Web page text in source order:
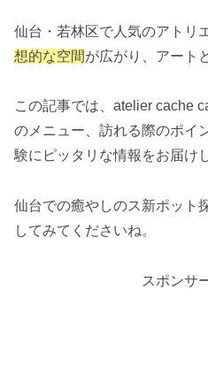
仙台・若林区で人気のアトリ
想的な空間が広がり、アート
この記事では、atelier cache
のメニュー、訪れる際のポイ
験にピッタリな情報をお届け
仙台での癒やしのス新ポット
してみてくださいね。
スポンサ